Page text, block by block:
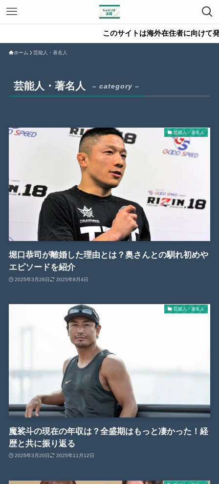
このサイトは海外在住者に向けて発信して
ホーム 芸能人・著名人
芸能人・著名人 – category –
芸能人・著名人
堀口恭司が離婚した理由とは？奥さんとの馴れ初めや
エピソードを紹介
2025年3月26日 2025年8月4日
芸能人・著名人
魔裟斗の現在の年収は？全盛期はもっと凄かった！経
歴と共に振り返る
2025年3月20日 2025年11月12日